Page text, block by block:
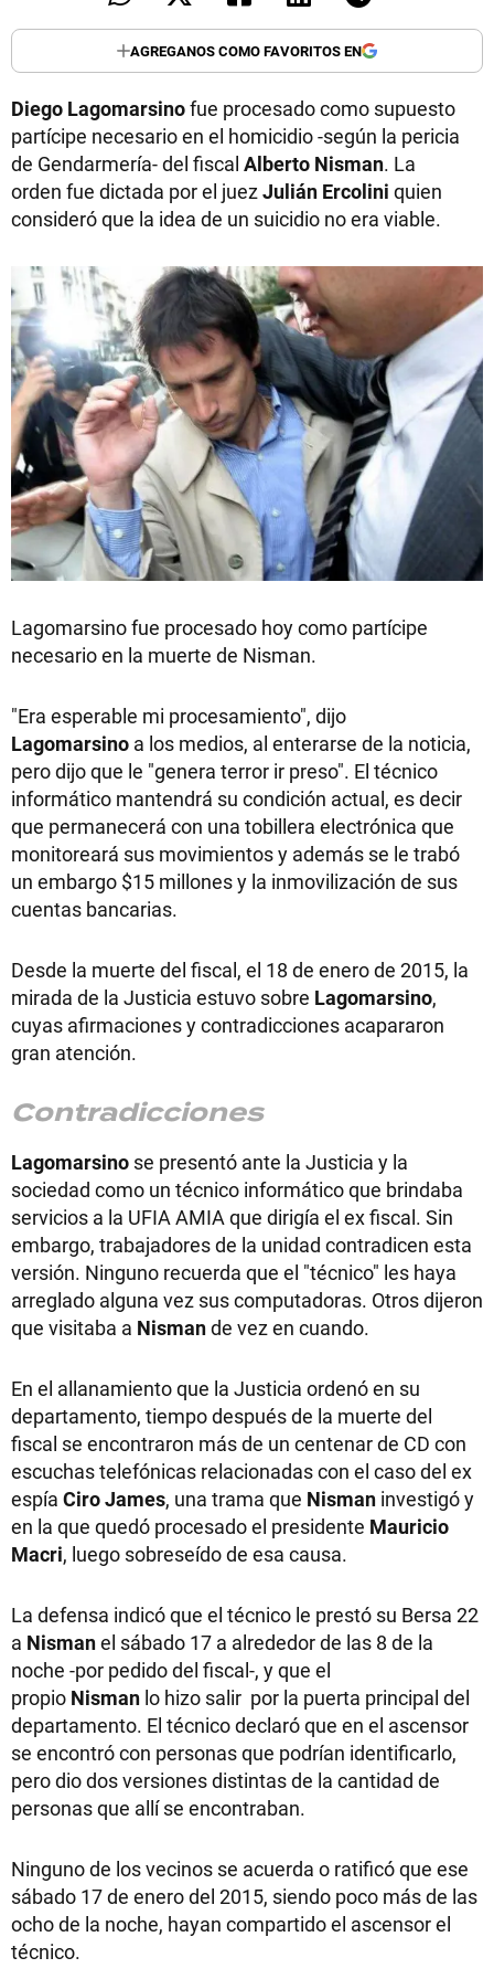
AGREGANOS COMO FAVORITOS EN
Diego Lagomarsinofue procesado como supuesto
partícipe necesario en el homicidio -según la pericia
de Gendarmería- del fiscal Alberto Nisman. La
orden fue dictada por el juezJulián Ercolini quien
consideró que la idea de un suicidio no era viable.
Lagomarsino fue procesado hoy como partícipe
necesario en la muerte de Nisman.
"Era esperable mi procesamiento", dijo
Lagomarsino a los medios, al enterarse de la noticia,
pero dijo que le "genera terror ir preso". El técnico
informático mantendrá su condición actual, es decir
que permanecerá con una tobillera electrónica que
monitoreará sus movimientos y además se le trabó
un embargo $15 millones y la inmovilización de sus
cuentas bancarias.
Desde la muerte del fiscal, el 18 de enero de 2015, la
mirada de la Justicia estuvo sobre Lagomarsino,
cuyas afirmaciones y contradicciones acapararon
gran atención.
Contradicciones
Lagomarsino se presentó ante la Justicia y la
sociedad como un técnico informático que brindaba
servicios a la UFIA AMIA que dirigía el ex fiscal. Sin
embargo, trabajadores de la unidad contradicen esta
versión. Ninguno recuerda que el "técnico" les haya
arreglado alguna vez sus computadoras. Otros dijeron
que visitaba a Nismande vez en cuando.
En el allanamiento que la Justicia ordenó en su
departamento, tiempo después de la muerte del
fiscal se encontraron más de un centenar de CD con
escuchas telefónicas relacionadas con el caso del ex
espía Ciro James, una trama que Nisman investigó y
en la que quedó procesado el presidente Mauricio
Macri, luego sobreseído de esa causa.
La defensa indicó que el técnico le prestó su Bersa 22
a Nismanel sábado 17 a alrededor de las 8 de la
noche -por pedido del fiscal-, y que el
propio Nisman lo hizo salir por la puerta principal del
departamento. El técnico declaró que en el ascensor
se encontró con personas que podrían identificarlo,
pero dio dos versiones distintas de la cantidad de
personas que allí se encontraban.
Ninguno de los vecinos se acuerda o ratificó que ese
sábado 17 de enero del 2015, siendo poco más de las
ocho de la noche, hayan compartido el ascensor el
técnico.